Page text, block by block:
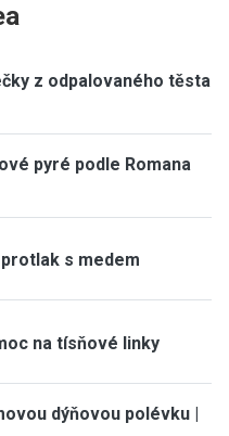
z odpalovaného těsta
pyré podle Romana
s medem
na tísňové linky
dýňovou polévku |